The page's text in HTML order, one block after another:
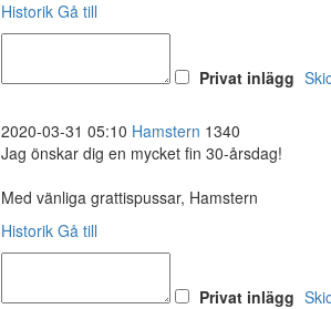
Historik Gå till
Privat inlägg
2020-03-31 05:10 Hamstern 1340
Jag önskar dig en mycket fin 30-årsdag!
Med vänliga grattispussar, Hamstern
Historik Gå till
Privat inlägg